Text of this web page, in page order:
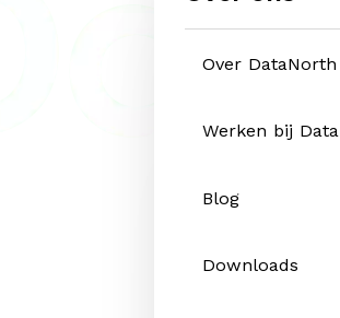
Over DataNorth
Werken bij
Blog
Downloads